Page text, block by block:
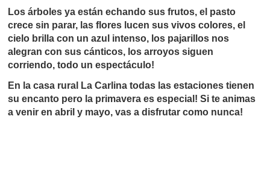
Los árboles ya están echando sus frutos, el pasto
crece sin parar, las flores lucen sus vivos colores, el
cielo brilla con un azul intenso, los pajarillos nos
alegran con sus cánticos, los arroyos siguen
corriendo, todo un espectáculo!
En la casa rural La Carlina todas las estaciones tienen
su encanto pero la primavera es especial! Si te animas
a venir en abril y mayo, vas a disfrutar como nunca!